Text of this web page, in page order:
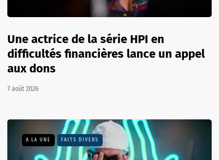
Une actrice de la série HPI en
difficultés financières lance un appel
aux dons
7 août 2026
A LA UNE FAITS DIVERS